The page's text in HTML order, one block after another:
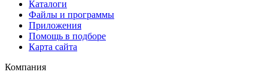
Каталоги
Файлы и программы
Приложения
Помощь в подборе
Карта сайта
Компания